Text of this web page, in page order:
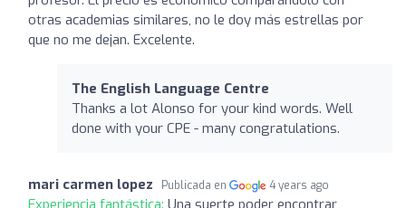
otras academias similares, no le doy más estrellas por
que no me dejan. Excelente.
The English Language Centre
Thanks a lot Alonso for your kind words. Well
done with your CPE - many congratulations.
mari carmen lopez Publicada en 4 years ago
Experiencia fantástica: Una suerte poder encontrar